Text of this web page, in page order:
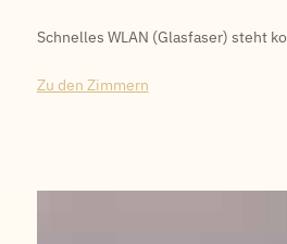
Schnelles WLAN (Glasfaser) steht
Zu den Zimmern